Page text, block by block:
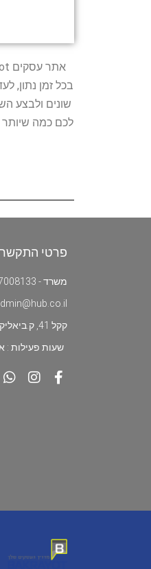
בכל זמן נתון,
שונים ולבצע
לכם כמה שיותר
פרטי
משרד - 077-7008133
קקל 41, ק.ביאליק
שעות פעילות : א'-ה' 8:00